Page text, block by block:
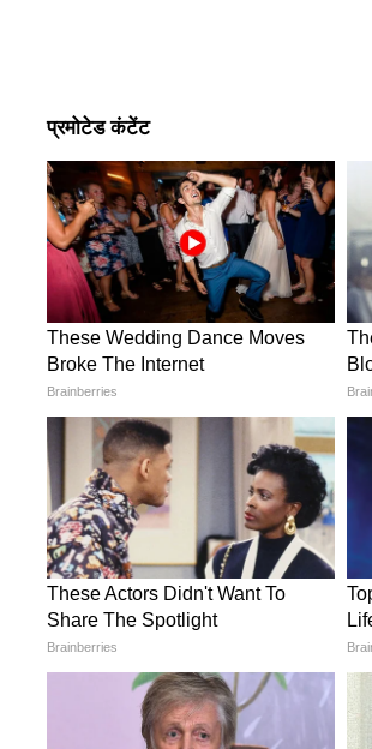
धन और समृद्धि में वृद्धि
इस दौरान मूलांक 3 वालों पर धन की
मजबूत होगी और आप धन जमा करने
सोच रहे हैं, तो यह समय आपके लिए
4
4
Image Credit : Istock